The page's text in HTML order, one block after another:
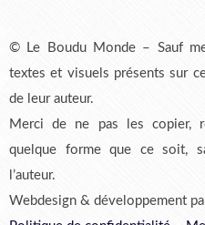
© Le Boudu Monde – Sauf
textes et visuels présents sur
de leur auteur.
Merci de ne pas les copier,
quelque forme que ce soit,
l’auteur.
Webdesign & développement